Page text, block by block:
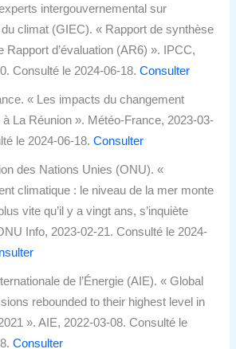
intergouvernemental sur
du climat (GIEC). « Rapport de synthèse
Rapport d’évaluation (AR6) ». IPCC,
Consulté le 2024-06-18.Consulter
« Les impacts du changement
La Réunion ». Météo-France, 2023-03-
le 2024-06-18.Consulter
des Nations Unies (ONU). «
climatique : le niveau de la mer monte
vite qu’il y a vingt ans, s’inquiète
Info, 2023-02-21. Consulté le 2024-
de l’Énergie (AIE). « Global
rebounded to their highest level in
». AIE, 2022-03-08. Consulté le
Consulter